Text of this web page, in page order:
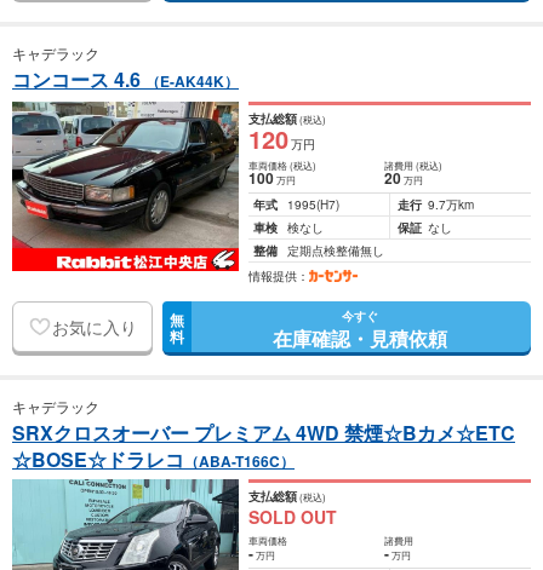
キャデラック
コンコース 4.6 （E-AK44K）
支払総額(税込)
120万円
車両価格(税込)
100万円
諸費用 (税込)
20 万円
年式 1995(H7) 走行 9.7万km
車検 検なし 保証 なし
整備 定期点検整備無し
情報提供：
お気に入り 無
料
今すぐ
在庫確認・見積依頼
キャデラック
SRXクロスオーバー プレミアム 4WD 禁煙☆Bカメ☆ETC
☆BOSE☆ドラレコ （ABA-T166C）
支払総額(税込)
SOLD OUT
車両価格
-万円
諸費用
- 万円